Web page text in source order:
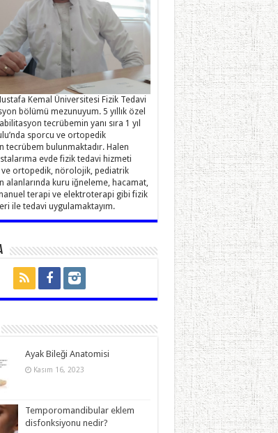
Kemal Üniversitesi Fizik Tedavi
bölümü mezunuyum. 5 yıllık özel
tecrübemin yanı sıra 1 yıl
sporcu ve ortopedik
tecrübem bulunmaktadır. Halen
evde fizik tedavi hizmeti
ortopedik, nörolojik, pediatrik
alanlarında kuru iğneleme, hacamat,
terapi ve elektroterapi gibi fizik
ile tedavi uygulamaktayım.
Ayak Bileği Anatomisi
Kasım 16, 2023
Temporomandibular eklem
disfonksiyonu nedir?